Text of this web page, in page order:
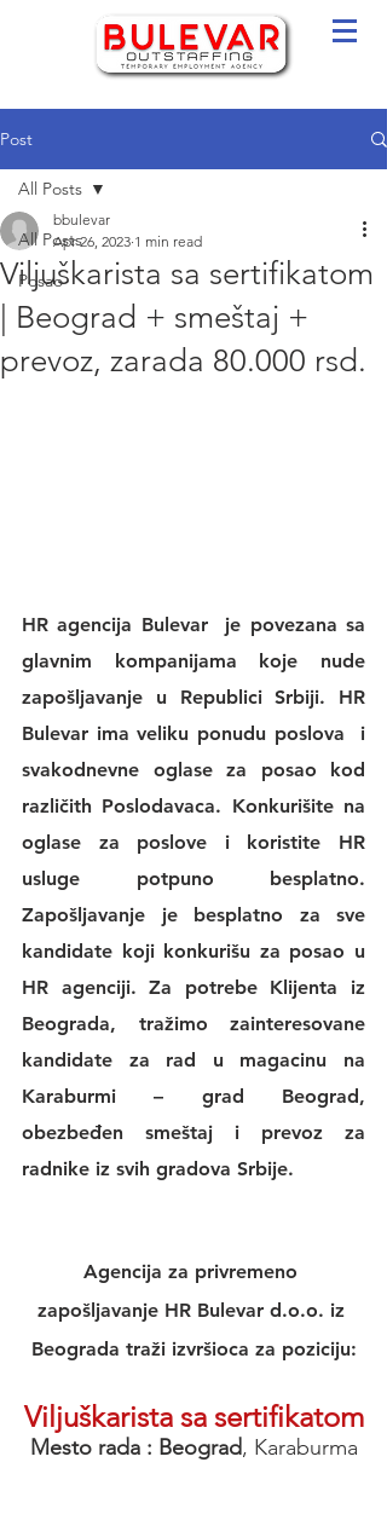
Post
All Posts
Posao
All Posts
Viljuškarista sa sertifikatom
| Beograd + smeštaj +
prevoz, zarada 80.000 rsd.
bbulevar
Apr 26, 2023 1 min read
HR agencija Bulevar
  je povezana sa
glavnim kompanijama koje nude
zapošljavanje u Republici Srbiji. HR
Bulevar ima veliku ponudu poslova
  i
svakodnevne oglase za posao kod
oglase za poslove i koristite HR
usluge potpuno besplatno.
Zapošljavanje je besplatno za sve
HR agenciji. Za potrebe Klijenta iz
Beograda, tražimo zainteresovane
kandidate za rad u magacinu na
Karaburmi – grad Beograd,
obezbeđen smeštaj i prevoz za
radnike iz svih gradova Srbije.
Agencija za privremeno
zapošljavanje HR Bulevar d.o.o. iz
Beograda traži izvršioca za poziciju:
Viljuškarista sa sertifikatom
Mesto rada : Beograd, Karaburma